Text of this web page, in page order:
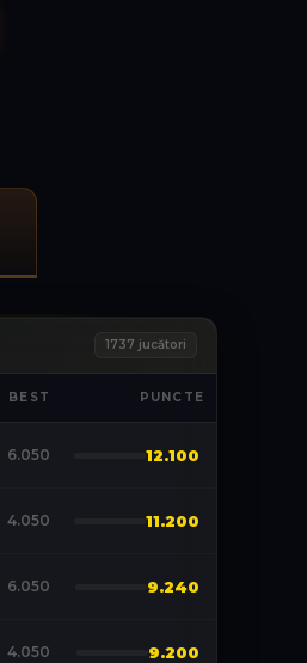
1737 jucători
BEST PUNCTE
6.050 12.100
4.050 11.200
6.050 9.240
4.050 9.200